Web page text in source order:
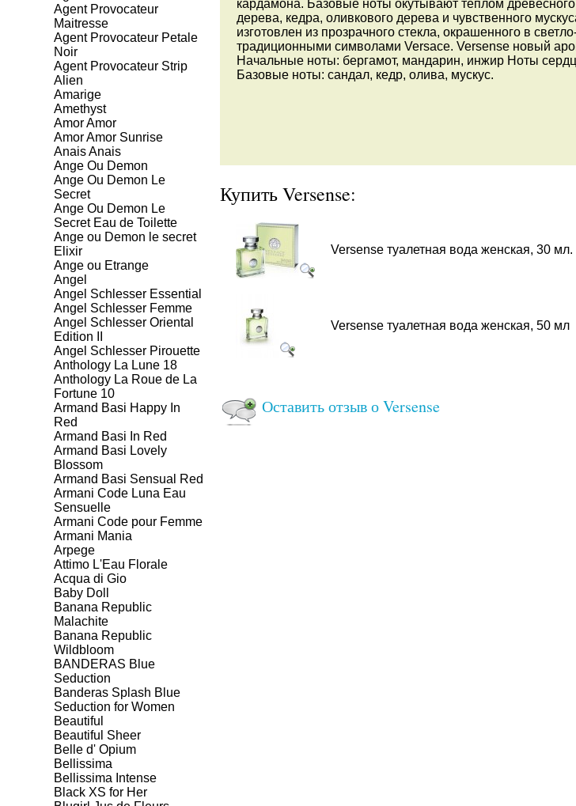
Agent Provocateur
Maitresse
Agent Provocateur Petale
Noir
Agent Provocateur Strip
Alien
Amarige
Amethyst
Amor Amor
Amor Amor Sunrise
Anais Anais
Ange Ou Demon
Ange Ou Demon Le
Secret
Ange Ou Demon Le
Secret Eau de Toilette
Ange ou Demon le secret
Elixir
Ange ou Etrange
Angel
Angel Schlesser Essential
Angel Schlesser Femme
Angel Schlesser Oriental
Edition II
Angel Schlesser Pirouette
Anthology La Lune 18
Anthology La Roue de La
Fortune 10
Armand Basi Happy In
Red
Armand Basi In Red
Armand Basi Lovely
Blossom
Armand Basi Sensual Red
Armani Code Luna Eau
Sensuelle
Armani Code pour Femme
Armani Mania
Arpege
Attimo L'Eau Florale
Aсqua di Gio
Baby Doll
Banana Republic
Malachite
Banana Republic
Wildbloom
BANDERAS Blue
Seduction
Banderas Splash Blue
Seduction for Women
Beautiful
Beautiful Sheer
Belle d' Opium
Bellissima
Bellissima Intense
Black XS for Her
кардамона. Базовые ноты окутывают теплом древесного
дерева, кедра, оливкового дерева и чувственного
изготовлен из прозрачного стекла, окрашенного в
традиционными символами Versace. Versense новый
Начальные ноты: бергамот, мандарин, инжир Ноты
Базовые ноты: сандал, кедр, олива, мускус.
Купить Versense:
Versense туалетная вода женская, 30 мл.
Versense туалетная вода женская, 50 мл
Оставить отзыв о Versense